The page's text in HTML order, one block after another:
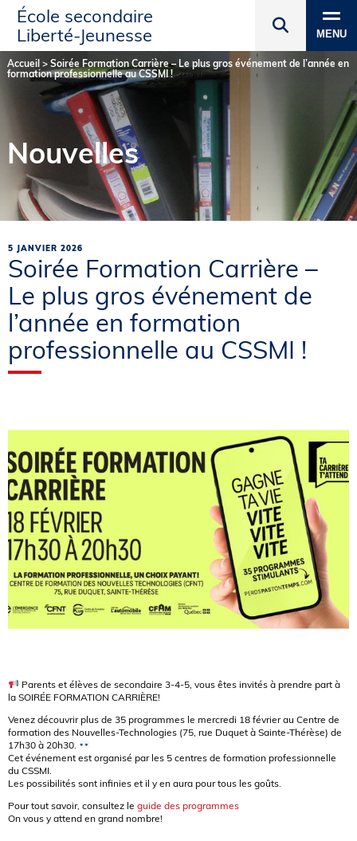
École secondaire
Liberté‑Jeunesse
MENU
Accueil> Soirée Formation Carrière – Le plus gros événement de l’année en
formation professionnelle au CSSMI !
Nouvelles
5 JANVIER 2026
Soirée Formation Carrière –
Le plus gros événement de
l’année en formation
professionnelle au CSSMI !
Parents et élèves de secondaire 3-4-5, vous êtes invités à prendre part à
la SOIRÉE FORMATION CARRIÈRE!
Venez découvrir plus de 35 programmes le mercredi 18 février au Centre de
formation des Nouvelles-Technologies (75, rue Duquet à Sainte-Thérèse) de
17h30 à 20h30.
Cet événement est organisé par les 5 centres de formation professionnelle
du CSSMI.
Les possibilités sont infinies et il y en aura pour tous les goûts.
Pour tout savoir, consultez le guide des programmes
On vous y attend en grand nombre!